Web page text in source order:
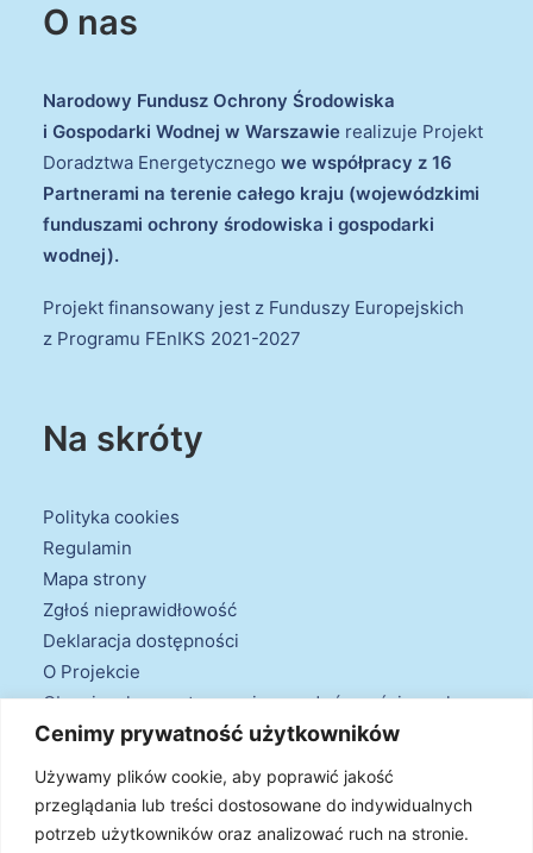
Cenimy prywatność użytkowników
Używamy plików cookie, aby poprawić jakość
przeglądania lub treści dostosowane do indywidualnych
potrzeb użytkowników oraz analizować ruch na stronie.
O nas
Narodowy Fundusz Ochrony Środowiska
i Gospodarki Wodnej w Warszawie realizuje Projekt
Doradztwa Energetycznego we współpracy z 16
Partnerami na terenie całego kraju (wojewódzkimi
funduszami ochrony środowiska i gospodarki
wodnej).
Projekt finansowany jest z Funduszy Europejskich
z Programu FEnIKS 2021-2027
Na skróty
Polityka cookies
Regulamin
Mapa strony
Zgłoś nieprawidłowość
Deklaracja dostępności
O Projekcie
Obowiązek przestrzegania zasad równościowych
oraz warunków podstawowych
Klauzule informacyjne